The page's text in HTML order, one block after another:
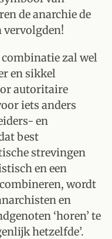
de anarchie de
vervolgden!
combinatie zal wel
en sikkel
autoritaire
iets anders
en
best
strevingen
en een
wordt
en
‘horen’ te
hetzelfde’.